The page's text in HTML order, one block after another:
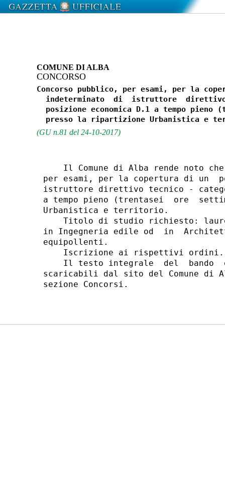
COMUNE DI ALBA
CONCORSO
Concorso pubblico, per esami, per la
indeterminato  di  istruttore
posizione economica D.1 a tempo pieno
(GU n.81 del 24-10-2017)
Il Comune di Alba rende noto
per esami, per la copertura di un
istruttore direttivo tecnico -
a tempo pieno (trentasei  ore
Urbanistica e territorio.
Titolo di studio richiesto:
in Ingegneria edile od  in
equipollenti.
Iscrizione ai rispettivi
Il testo integrale  del  bando
scaricabili dal sito del Comune di
sezione Concorsi.